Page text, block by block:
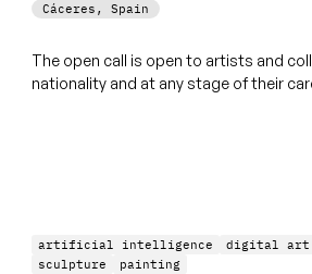
Cáceres , Spain
The open call is open to artists and
nationality and at any stage of their
artificial intelligence digital art
sculpture
painting